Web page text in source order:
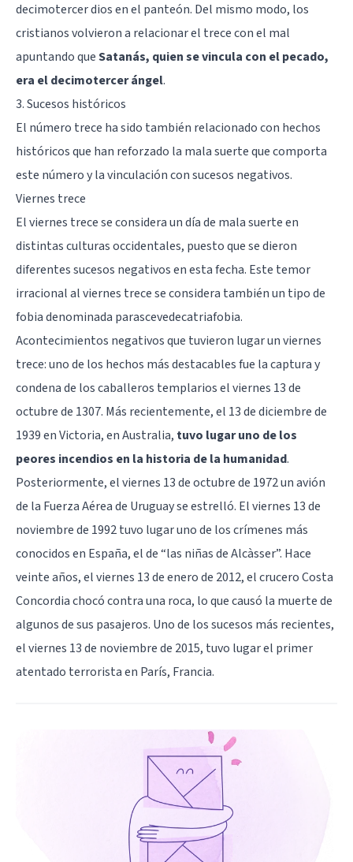
decimotercer dios en el panteón. Del mismo modo, los
cristianos volvieron a relacionar el trece con el mal
apuntando queSatanás, quien se vincula con el pecado,
era el decimotercer ángel.
3. Sucesos históricos
El número trece ha sido también relacionado con hechos
históricos que han reforzado la mala suerte que comporta
este número y la vinculación con sucesos negativos.
Viernes trece
El viernes trece se considera un día de mala suerte en
distintas culturas occidentales, puesto que se dieron
diferentes sucesos negativos en esta fecha. Este temor
irracional al viernes trece se considera también un tipo de
fobia denominada parascevedecatriafobia.
Acontecimientos negativos que tuvieron lugar un viernes
trece: uno de los hechos más destacables fue la captura y
condena de los caballeros templarios el viernes 13 de
octubre de 1307. Más recientemente, el 13 de diciembre de
1939 en Victoria, en Australia, tuvo lugar uno de los
peores incendios en la historia de la humanidad.
Posteriormente, el viernes 13 de octubre de 1972 un avión
de la Fuerza Aérea de Uruguay se estrelló. El viernes 13 de
noviembre de 1992 tuvo lugar uno de los crímenes más
conocidos en España, el de “las niñas de Alcàsser”. Hace
veinte años, el viernes 13 de enero de 2012, el crucero Costa
Concordia chocó contra una roca, lo que causó la muerte de
algunos de sus pasajeros. Uno de los sucesos más recientes,
el viernes 13 de noviembre de 2015, tuvo lugar el primer
atentado terrorista en París, Francia.